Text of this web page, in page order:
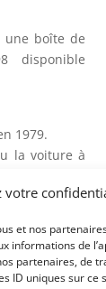
votre
et nos
informations de
partenaires, de
ID uniques sur ce
une boîte de
disponible
1979.
la voiture à
a vendu la
voiture est